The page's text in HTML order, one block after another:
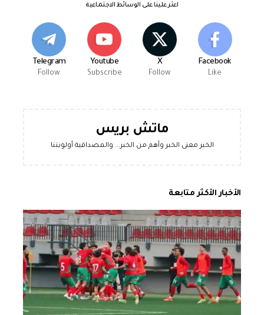
اعثر علينا على الوسائط الاجتماعية
Facebook
Like
X
Follow
Youtube
Subscribe
Telegram
Follow
ماتش بريس
الخبر معنى الخبر وأهم من الخبر... والمصداقية أولويتنا
الأخبار الأكثر متابعة